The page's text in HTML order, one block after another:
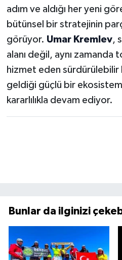
adım ve aldığı her yeni
bütünsel bir stratejinin
görüyor. Umar Kremlev,
alanı değil, aynı
hizmet eden sürdürülebilir
geldiği güçlü bir
kararlılıkla devam ediyor.
Bunlar da ilginizi